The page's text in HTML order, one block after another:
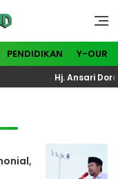
PENDIDIKAN Y-OUR
Hj. Ansari